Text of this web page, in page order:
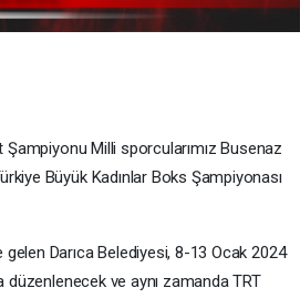
Milli sporcularımız Busenaz
Büyük Kadınlar Boks Şampiyonası
Darıca Belediyesi, 8-13 Ocak 2024
düzenlenecek ve aynı zamanda TRT